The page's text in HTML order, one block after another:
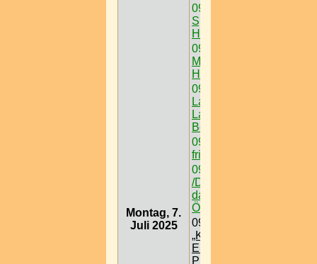
Montag, 7.
Juli 2025
09:00
Spanischen
Hofreitschule
09:00
Museum /
Hermesvilla
09:00
Lainzer Tiergarten @
Lainzer Tor > W < 13
Bez
09:00
frischer Wind am See
09:00
/Das Schneedorf -
das 1. Igludorf
Österreichs
09:00
„Königreich der
Eisenbahnen“ @
Prater